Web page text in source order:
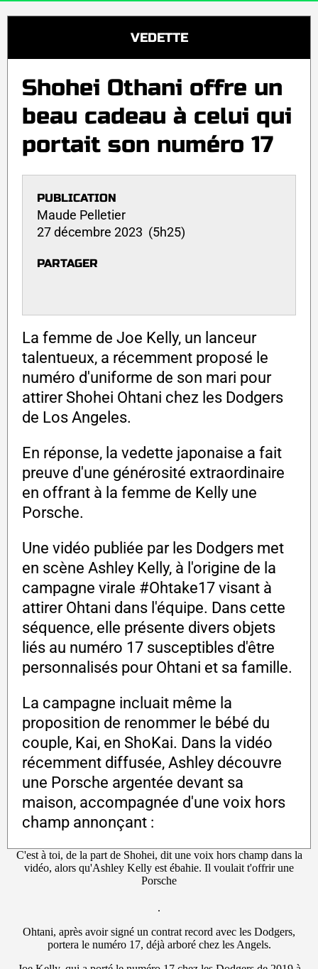
VEDETTE
Shohei Othani offre un
beau cadeau à celui qui
portait son numéro 17
PUBLICATION
Maude Pelletier
27 décembre 2023 (5h25)
PARTAGER
La femme de Joe Kelly, un lanceur
talentueux, a récemment proposé le
numéro d'uniforme de son mari pour
attirer Shohei Ohtani chez les Dodgers
de Los Angeles.
En réponse, la vedette japonaise a fait
preuve d'une générosité extraordinaire
en offrant à la femme de Kelly une
Porsche.
Une vidéo publiée par les Dodgers met
en scène Ashley Kelly, à l'origine de la
campagne virale #Ohtake17 visant à
attirer Ohtani dans l'équipe. Dans cette
séquence, elle présente divers objets
liés au numéro 17 susceptibles d'être
personnalisés pour Ohtani et sa famille.
La campagne incluait même la
proposition de renommer le bébé du
couple, Kai, en ShoKai. Dans la vidéo
récemment diffusée, Ashley découvre
une Porsche argentée devant sa
maison, accompagnée d'une voix hors
champ annonçant :
C'est à toi, de la part de Shohei, dit une voix hors champ dans la
vidéo, alors qu'Ashley Kelly est ébahie. Il voulait t'offrir une
Porsche
.
Ohtani, après avoir signé un contrat record avec les Dodgers,
portera le numéro 17, déjà arboré chez les Angels.